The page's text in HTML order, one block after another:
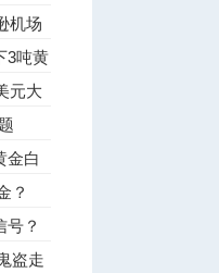
机场
3吨黄
元大
金白
？
号？
盗走